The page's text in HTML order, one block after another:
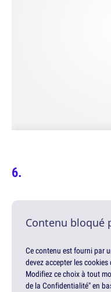
Contenu bloqué
Ce contenu est fourni par
devez accepter les
Modifiez ce choix à tout
de la Confidentialité" en